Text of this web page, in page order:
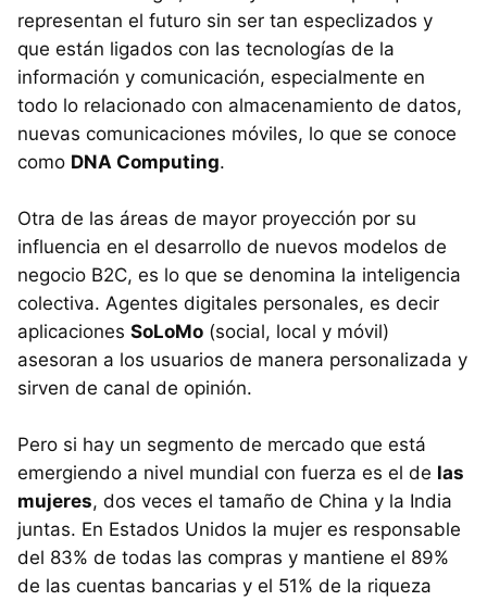
representan el futuro sin ser tan especlizados y
que están ligados con las tecnologías de la
información y comunicación, especialmente en
todo lo relacionado con almacenamiento de datos,
nuevas comunicaciones móviles, lo que se conoce
como DNA Computing.
Otra de las áreas de mayor proyección por su
influencia en el desarrollo de nuevos modelos de
negocio B2C, es lo que se denomina la inteligencia
colectiva. Agentes digitales personales, es decir
aplicaciones SoLoMo (social, local y móvil)
asesoran a los usuarios de manera personalizada y
sirven de canal de opinión.
Pero si hay un segmento de mercado que está
emergiendo a nivel mundial con fuerza es el de las
mujeres, dos veces el tamaño de China y la India
juntas. En Estados Unidos la mujer es responsable
del 83% de todas las compras y mantiene el 89%
de las cuentas bancarias y el 51% de la riqueza